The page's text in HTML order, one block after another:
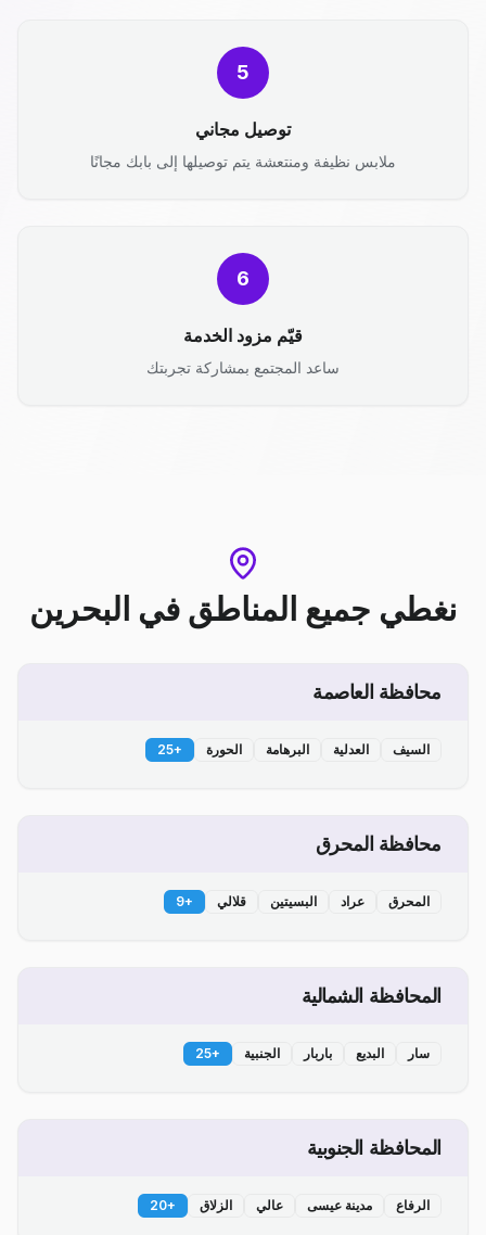
5
توصيل مجاني
ملابس نظيفة ومنتعشة يتم توصيلها إلى بابك مجانًا
6
قيّم مزود الخدمة
ساعد المجتمع بمشاركة تجربتك
نغطي جميع المناطق في البحرين
محافظة العاصمة
السيف العدلية البرهامة الحورة +
25
محافظة المحرق
المحرق عراد البسيتين قلالي +
9
المحافظة الشمالية
سار البديع باربار الجنبية +
25
المحافظة الجنوبية
الرفاع مدينة عيسى عالي الزلاق +
20